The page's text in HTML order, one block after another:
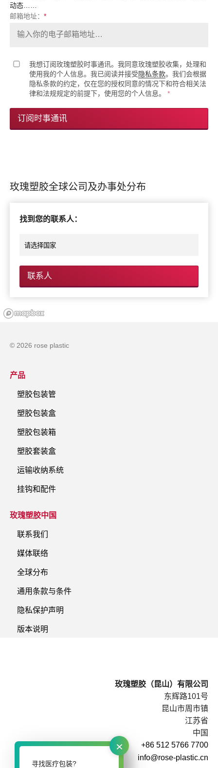
×
寻找医疗包装?
动态……
邮箱地址： *
我想订阅玫瑰塑胶时事通讯。我同意玫瑰塑胶收集，处理和
使用我的个人信息。我已阅读并接受隐私条款。我们会根据
隐私条款的约定，仅在您的授权同意的情况下和符合相关法
律和法规规定的前提下，使用您的个人信息。 *
订阅时事通讯
玫瑰塑胶全球公司及办事处分布
找到您的联系人：
联系人
玫瑰塑胶（昆山）有限公司
东辉路101号
昆山市周市镇
江苏省
中国
+86 512 5766 7700
info@rose-plastic.cn
© 2026 rose plastic
产品
塑胶包装管
塑胶包装盒
塑胶包装箱
塑胶套装盒
运输收纳系统
挂钩和配件
玫瑰塑胶中国
联系我们
媒体联络
全球分布
通用条款与条件
隐私保护声明
版本说明